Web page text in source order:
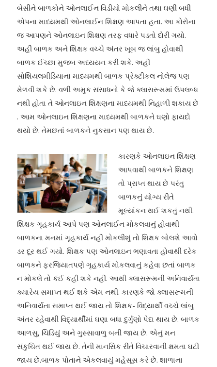
બેસીને બાળકોને ઓનલાઈન વિડીયો મોકલીને તથા ઘણી બધી
એપના માધ્યમથી ઓનલાઈન શિક્ષણ આપતા હતા. આ કોરોના
જ આપણને ઓનલાઇન શિક્ષણ તરફ વધારે પડતો દોરી ગયો.
અહીં બાળક અને શિક્ષક વચ્ચે અંતર ખૂબ જ લાંબુ હોવાથી
બાળક ઈચ્છા મુજબ અધ્યયન કરી શકે. અહીં
સોશિયલમીડિયાના માધ્યમથી બાળક પ્રેક્ટીકલ નોલેજ પણ
મેળવી શકે છે. વળી અમુક સંસાધનો કે જે ક્લાસરૂમમાં ઉપલબ્ધ
નથી હોતા તે ઓનલાઇન શિક્ષણના માધ્યમથી નિહાળી શકાય છે
. આમ ઓનલાઇન શિક્ષણના માધ્યમથી બાળકને ઘણો ફાયદો
થયો છે. તેમછતાં બાળકને નુકસાન પણ થાય છે.
કારણકે ઓનલાઇન શિક્ષણ
આપવાથી બાળકને શિક્ષણ
તો પ્રાપ્ત થાય છે પરંતુ
બાળકનું યોગ્ય રીતે
મૂલ્યાંકન થઈ શકતું નથી.
શિક્ષક ગૃહકાર્ય આપે પણ ઓનલાઈન મોકલવાનું હોવાથી
બાળકના મનમાં ગૃહકાર્ય નહીં મોકલીશું તો શિક્ષક બોલશે આવો
ડર દૂર થઈ ગયો. શિક્ષક પણ ઓનલાઇન ભણાવતા હોવાથી દરેક
બાળકને ફરજિયાતપણે ગૃહકાર્ય મોકલવાનું કહેવા છતાં બાળક
ન મોકલે તો કંઈ કહી શકે નહીં. આથી ક્લાસરૂમની અનિવાર્યતા
ક્યારેય સમાપ્ત થઈ શકે એમ નથી. કારણકે જો ક્લાસરૂમની
અનિવાર્યતા સમાપ્ત થઈ જાય તો શિક્ષક- વિદ્યાર્થી વચ્ચે લાંબુ
અંતર રહેવાથી વિદ્યાર્થીમાં ઘણા બધા દુર્ગુણો પેદા થાય છે. બાળક
આળસુ, ચિડિયું અને ગુસ્સાવાળુ બની જાય છે. એનું મન
સંકુચિત થઈ જાય છે. તેની માનસિક રીતે વિચારવાની ક્ષમતા ઘટી
જાય છે.બાળક પોતાને એકલવાયું મહેસૂસ કરે છે. શાળાના